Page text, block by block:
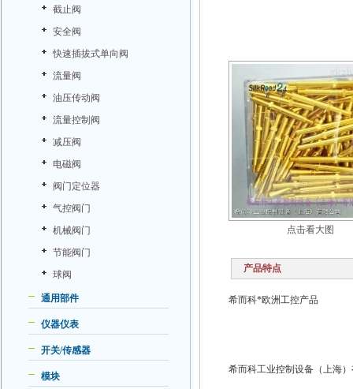
截止阀
安全阀
快速插拔式单向阀
流量阀
油压传动阀
流量控制阀
减压阀
电磁阀
阀门定位器
气控阀门
机械阀门
节能阀门
球阀
通用部件
仪器仪表
开关/传感器
模块
点击看大图
产品特点
希而科*欧洲工控产品
希而科工业控制设备（上海